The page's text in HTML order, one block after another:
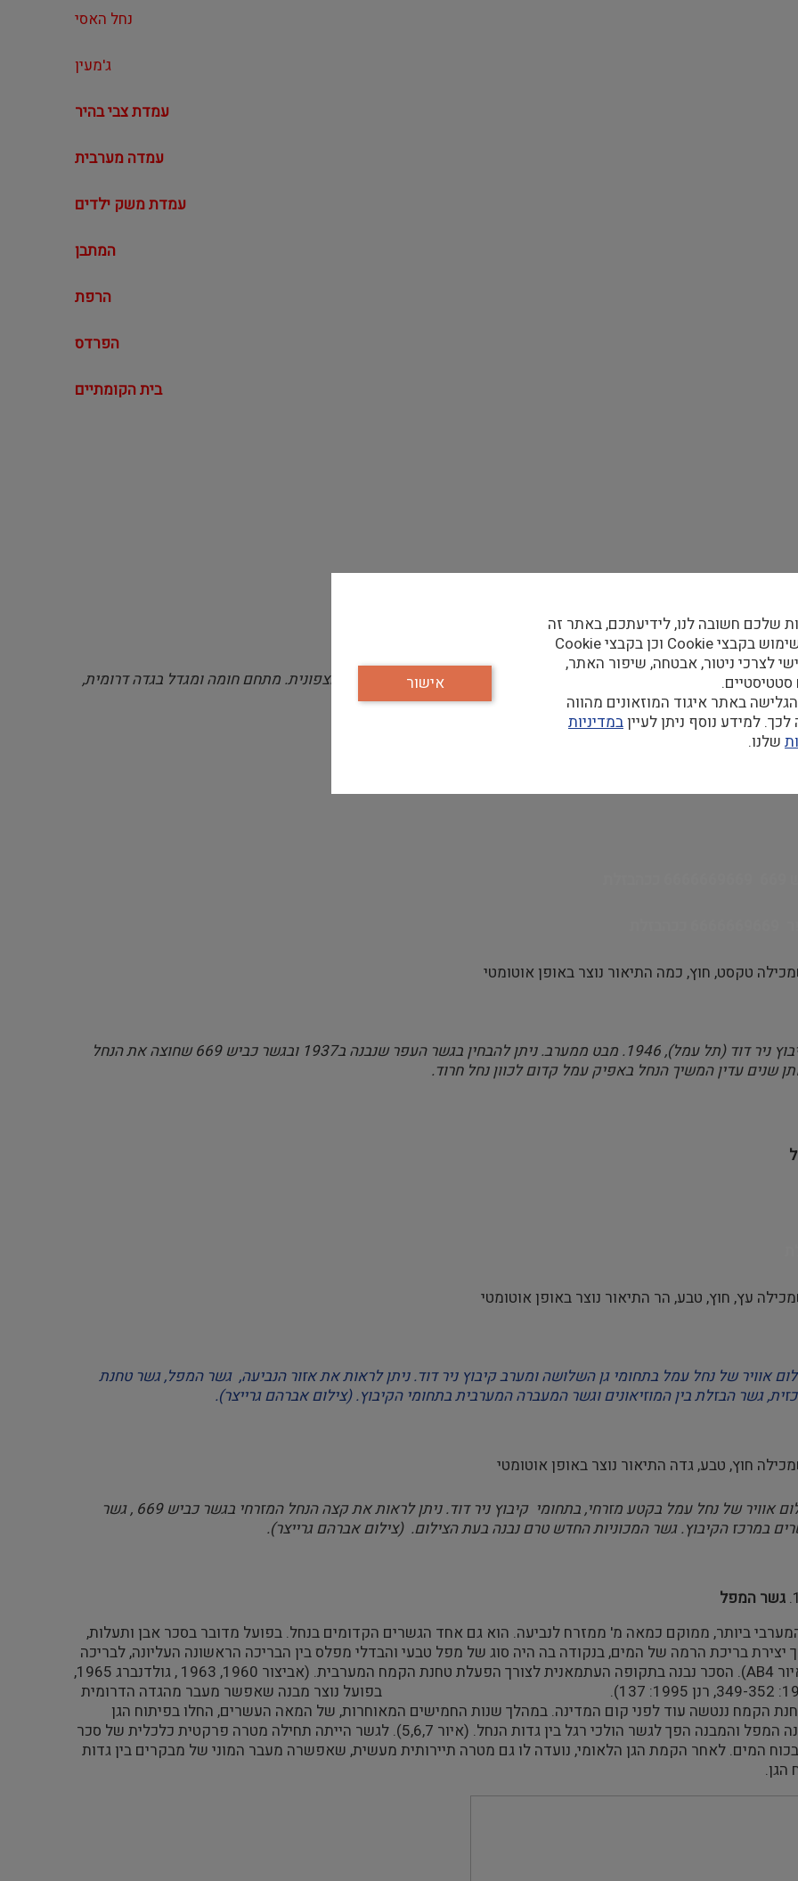
נחל האסי
ג'מעין
עמדת צבי בהיר
עמדה מערבית
עמדת משק ילדים
המתבן
הרפת
הפרדס
בית הקומתיים
1: קיבוץ ניר דוד (תל עמל) עשר שנים לאחר העלייה לקרקע. כל הישוב מרוכז בגדה הצפונית. מתחם חומה ומגדל בגדה דרומית,
המעבר על הנחל, רק בגשר העפר ומעברת העץ הארעית המזרחית.
: קיבוץ ניר דוד (תל עמל), 1946. מבט ממערב. ניתן להבחין בגשר העפר שנבנה ב1937 ובגשר כביש 669 שחוצה את הנחל
שנים עדין המשיך הנחל באפיק עמל קדום לכוון נחל חרוד.
2: תצלום אוויר של נחל עמל בתחומי גן השלושה ומערב קיבוץ ניר דוד. ניתן לראות את אזור הנביעה, גשר המפל, גשר טחנת
גשר הבזלת בין המוזיאונים וגשר המעברה המערבית בתחומי הקיבוץ. (צילום אברהם גרייצר).
איור 3 תצלום אוויר של נחל עמל בקטע מזרחי, בתחומי קיבוץ ניר דוד. ניתן לראות את קצה הנחל המזרחי בגשר כביש 669 , גשר
במרכז הקיבוץ. גשר המכוניות החדש טרם נבנה בעת הצילום. (צילום אברהם גרייצר).
גשר המפל
ביותר, ממוקם כמאה מ' ממזרח לנביעה. הוא גם אחד הגשרים הקדומים בנחל. בפועל מדובר בסכר אבן ותעלות,
יצירת בריכת הרמה של המים, בנקודה בה היה סוג של מפל טבעי והבדלי מפלס בין הבריכה הראשונה העליונה, לבריכה
4
AB
). הסכר נבנה בתקופה העתמאנית לצורך הפעלת טחנת הקמח המערבית. (אביצור 1960, 1963 , גולדנברג 1965,
אביצור 1994: 349-352, רנן 1995: 137). בפועל נוצר מבנה שאפשר מעבר מהגדה הדרומית
הקמח ננטשה עוד לפני קום המדינה. במהלך שנות החמישים המאוחרות, של המאה העשרים, החלו בפיתוח הגן
הלאומי. נבנה המפל והמבנה הפך לגשר הולכי רגל בין גדות הנחל. (איור 5,6,7). לגשר הייתה תחילה מטרה פרקטית כלכלית של סכר
המים. לאחר הקמת הגן הלאומי, נועדה לו גם מטרה תיירותית מעשית, שאפשרה מעבר המוני של מבקרים בין גדות
הגן.
שלכם חשובה לנו, לידיעתכם, באתר זה
נעשה שימוש בקבצי Cookie וכן בקבצי Cookie
לצרכי ניטור, אבטחה, שיפור האתר,
סטטיסטיים.
באתר איגוד המוזאונים מהווה
למידע נוסף ניתן לעייןבמדיניות
שלנו.
אישור